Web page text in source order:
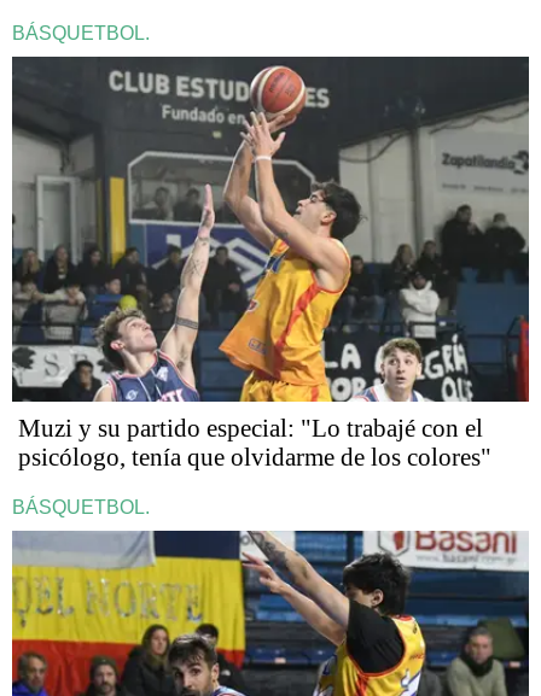
BÁSQUETBOL.
Muzi y su partido especial: "Lo trabajé con el
psicólogo, tenía que olvidarme de los colores"
BÁSQUETBOL.